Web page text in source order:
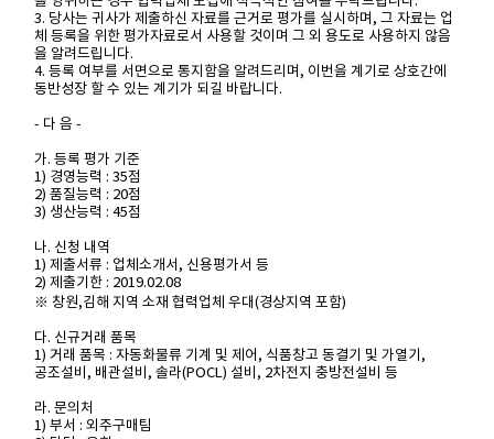
3. 당사는 귀사가 제출하신 자료를 근거로 평가를 실시하며, 그 자료는 업
체 등록을 위한 평가자료로서 사용할 것이며 그 외 용도로 사용하지 않음
을 알려드립니다.
4. 등록 여부를 서면으로 통지함을 알려드리며, 이번을 계기로 상호간에
동반성장 할 수 있는 계기가 되길 바랍니다.
- 다 음 -
가. 등록 평가 기준
1) 경영능력 : 35점
2) 품질능력 : 20점
3) 생산능력 : 45점
나. 신청 내역
1) 제출서류 : 업체소개서, 신용평가서 등
2) 제출기한 : 2019.02.08
※ 창원,김해 지역 소재 협력업체 우대(경상지역 포함)
다. 신규거래 품목
1) 거래 품목 : 자동화물류 기계 및 제어, 식품창고 동결기 및 가열기,
공조설비, 배관설비, 솔라(POCL) 설비, 2차전지 충방전설비 등
라. 문의처
1) 부서 : 외주구매팀